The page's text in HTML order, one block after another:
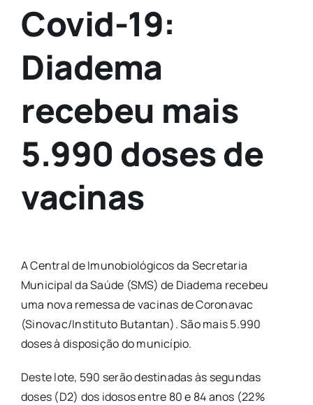
Covid-19:
Diadema
recebeu mais
5.990 doses de
vacinas
A Central de Imunobiológicos da Secretaria
Municipal da Saúde (SMS) de Diadema recebeu
uma nova remessa de vacinas de Coronavac
(Sinovac/Instituto Butantan). São mais 5.990
doses à disposição do município.
Deste lote, 590 serão destinadas às segundas
doses (D2) dos idosos entre 80 e 84 anos (22%